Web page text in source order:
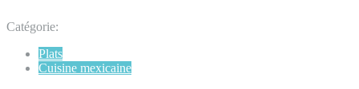
Catégorie:
Plats
Cuisine mexicaine